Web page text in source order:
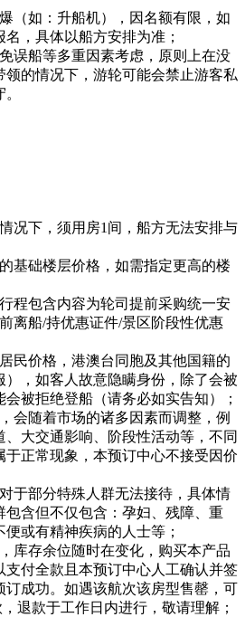
（如：升船机），因名额有限，如
，具体以船方安排为准；
误船等多重因素考虑，原则上在没
的情况下，游轮可能会禁止游客私
况下，须用房1间，船方无法安排与
基础楼层价格，如需指定更高的楼
程包含内容为轮司提前采购统一安
离船/持优惠证件/景区阶段性优惠
民价格，港澳台同胞及其他国籍的
，如客人故意隐瞒身份，除了会被
被拒绝登船（请务必如实告知）；
会随着市场的诸多因素而调整，例
大交通影响、阶段性活动等，不同
于正常现象，本预订中心不接受因价
于部分特殊人群无法接待，具体情
包含但不仅包含：孕妇、残障、重
或有精神疾病的人士等；
库存余位随时在变化，购买本产品
支付全款且本预订中心人工确认并签
订成功。如遇该航次该房型售罄，可
退款于工作日内进行，敬请理解；